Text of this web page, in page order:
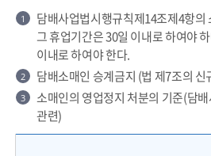
1
담배사업법시행규칙제14조제4항의
그 휴업기간은 30일 이내로 하여야
이내로 하여야 한다.
2 담배소매인 승계금지 (법 제7조의
3
소매인의 영업정지 처분의 기준(담
관련)